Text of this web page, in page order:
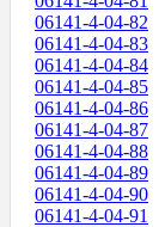
06141-4-04-82
06141-4-04-83
06141-4-04-84
06141-4-04-85
06141-4-04-86
06141-4-04-87
06141-4-04-88
06141-4-04-89
06141-4-04-90
06141-4-04-91